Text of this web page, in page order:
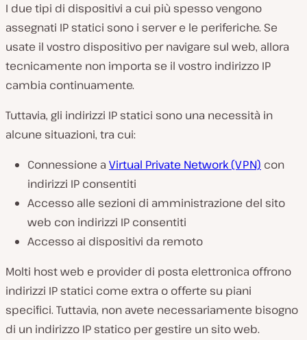
I due tipi di dispositivi a cui più spesso vengono
assegnati IP statici sono i server e le periferiche. Se
usate il vostro dispositivo per navigare sul web, allora
tecnicamente non importa se il vostro indirizzo IP
cambia continuamente.
Tuttavia, gli indirizzi IP statici sono una necessità in
alcune situazioni, tra cui:
Connessione a Virtual Private Network (VPN) con
indirizzi IP consentiti
Accesso alle sezioni di amministrazione del sito
web con indirizzi IP consentiti
Accesso ai dispositivi da remoto
Molti host web e provider di posta elettronica offrono
indirizzi IP statici come extra o offerte su piani
specifici. Tuttavia, non avete necessariamente bisogno
di un indirizzo IP statico per gestire un sito web.